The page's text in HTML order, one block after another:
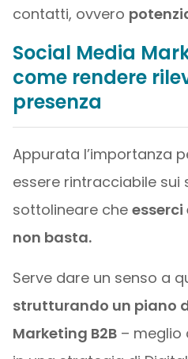
contatti, ovvero
Social Media
come rendere
presenza
Appurata l’importanza
essere rintracciabile sui
sottolineare che
non basta.
Serve dare un senso a
strutturando un piano
Marketing B2B– meglio